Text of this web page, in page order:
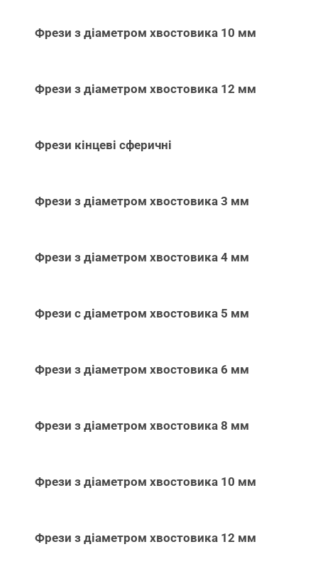
Фрези з діаметром хвостовика 10 мм
Фрези з діаметром хвостовика 12 мм
Фрези кінцеві сферичні
Фрези з діаметром хвостовика 3 мм
Фрези з діаметром хвостовика 4 мм
Фрези с діаметром хвостовика 5 мм
Фрези з діаметром хвостовика 6 мм
Фрези з діаметром хвостовика 8 мм
Фрези з діаметром хвостовика 10 мм
Фрези з діаметром хвостовика 12 мм